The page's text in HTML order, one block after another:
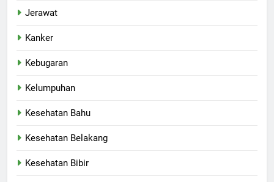
Jerawat
Kanker
Kebugaran
Kelumpuhan
Kesehatan Bahu
Kesehatan Belakang
Kesehatan Bibir